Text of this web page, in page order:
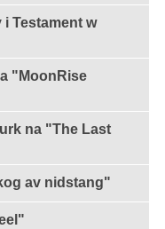
i Testament w
"MoonRise
na "The Last
av nidstang"